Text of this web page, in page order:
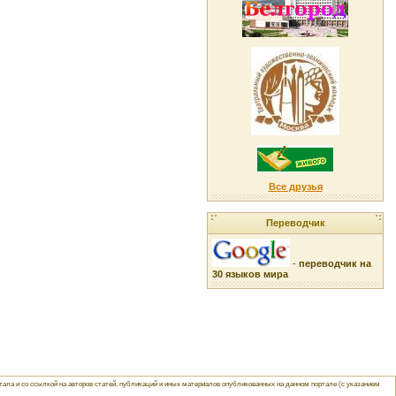
Все друзья
Переводчик
- переводчик на
30 языков мира
и со ссылкой на авторов статей, публикаций и иных материалов опубликованных на данном портале (с указанием